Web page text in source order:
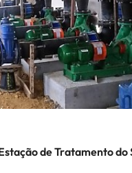
de Tratamento do